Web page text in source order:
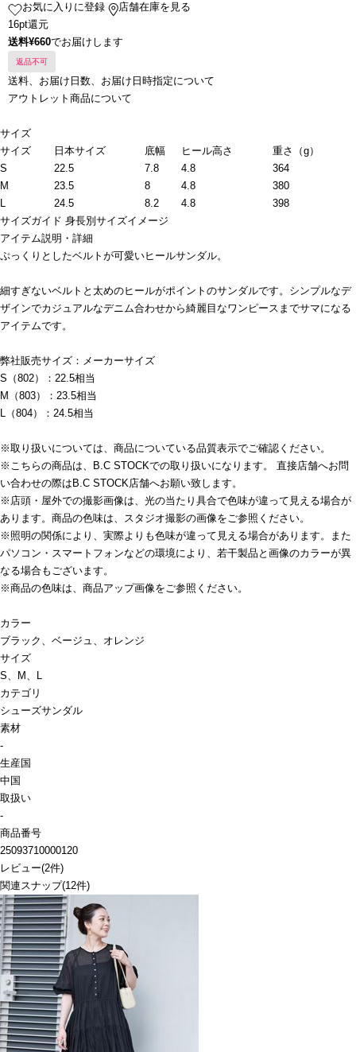
お気に入りに登録
店舗在庫を見る
16pt還元
送料¥660でお届けします
返品不可
送料、お届け日数、お届け日時指定について
アウトレット商品について
サイズ
サイズ
日本サイズ 底幅 ヒール高さ
重さ（g）
S
22.5 7.8 4.8
364
M
23.5 8 4.8
380
L
24.5 8.2 4.8
398
サイズガイド 身長別サイズイメージ
アイテム説明・詳細
ぷっくりとしたベルトが可愛いヒールサンダル。
細すぎないベルトと太めのヒールがポイントのサンダルです。シンプルなデ
ザインでカジュアルなデニム合わせから綺麗目なワンピースまでサマになる
アイテムです。
弊社販売サイズ：メーカーサイズ
S（802）：22.5相当
M（803）：23.5相当
L（804）：24.5相当
※取り扱いについては、商品についている品質表示でご確認ください。
※こちらの商品は、B.C STOCKでの取り扱いになります。 直接店舗へお問
い合わせの際はB.C STOCK店舗へお願い致します。
※店頭・屋外での撮影画像は、光の当たり具合で色味が違って見える場合が
あります。商品の色味は、スタジオ撮影の画像をご参照ください。
※照明の関係により、実際よりも色味が違って見える場合があります。また
パソコン・スマートフォンなどの環境により、若干製品と画像のカラーが異
なる場合もございます。
※商品の色味は、商品アップ画像をご参照ください。
カラー
ブラック、ベージュ、オレンジ
サイズ
S、M、L
カテゴリ
シューズサンダル
素材
-
生産国
中国
取扱い
-
商品番号
25093710000120
レビュー(2件)
関連スナップ(12件)